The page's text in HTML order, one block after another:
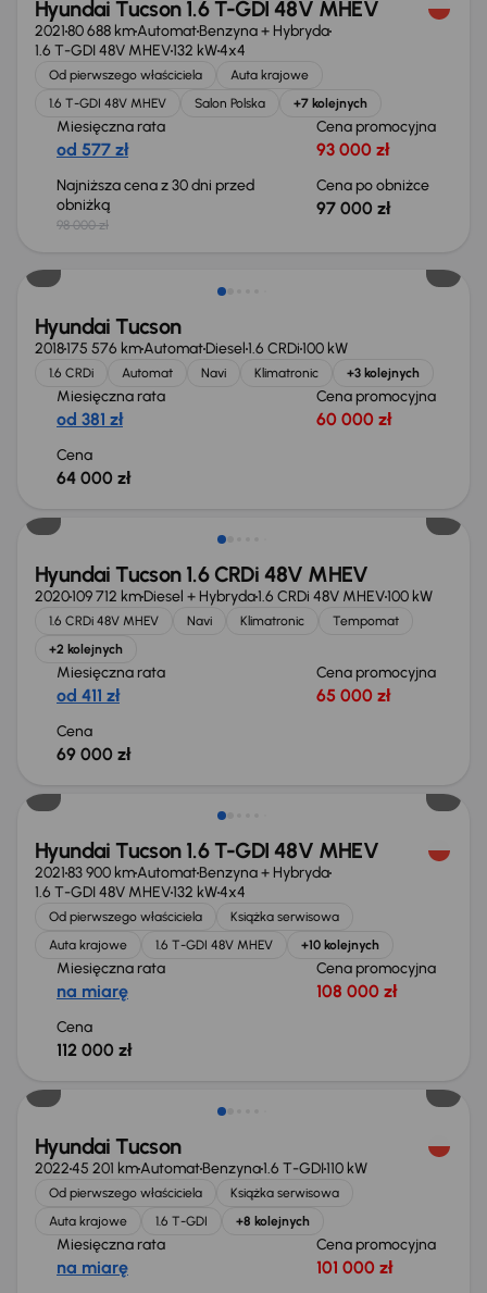
Hyundai Tucson 1.6 T-GDI 48V MHEV
202180 688 kmAutomatBenzyna + Hybryda
1.6 T-GDI 48V MHEV132 kW4x4
Od pierwszego właściciela
Auta krajowe
1.6 T-GDI 48V MHEV
Salon Polska +7 kolejnych
Miesięczna rata
od 577 zł
Cena promocyjna
93 000 zł
Najniższa cena z 30 dni przed
obniżką
98 000 zł
Cena po obniżce
97 000 zł
Hyundai Tucson
2018175 576 kmAutomatDiesel1.6 CRDi100 kW
1.6 CRDi Automat Navi Klimatronic +3 kolejnych
Miesięczna rata
od 381 zł
Cena promocyjna
60 000 zł
Cena
64 000 zł
Hyundai Tucson 1.6 CRDi 48V MHEV
2020109 712 kmDiesel + Hybryda1.6 CRDi 48V MHEV100 kW
1.6 CRDi 48V MHEV Navi Klimatronic
Tempomat
+2 kolejnych
Miesięczna rata
od 411 zł
Cena promocyjna
65 000 zł
Cena
69 000 zł
Hyundai Tucson 1.6 T-GDI 48V MHEV
202183 900 kmAutomatBenzyna + Hybryda
1.6 T-GDI 48V MHEV132 kW4x4
Od pierwszego właściciela
Książka serwisowa
Auta krajowe
1.6 T-GDI 48V MHEV +10 kolejnych
Miesięczna rata
na miarę
Cena promocyjna
108 000 zł
Cena
112 000 zł
Hyundai Tucson
202245 201 kmAutomatBenzyna1.6 T-GDI110 kW
Od pierwszego właściciela
Książka serwisowa
Auta krajowe
1.6 T-GDI +8 kolejnych
Miesięczna rata
na miarę
Cena promocyjna
101 000 zł